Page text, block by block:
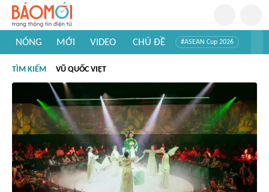
NÓNG MỚI VIDEO CHỦ ĐỀ #ASEAN Cup 2026
#Khám phá thế giới
TÌM KIẾM VŨ QUỐC VIỆT